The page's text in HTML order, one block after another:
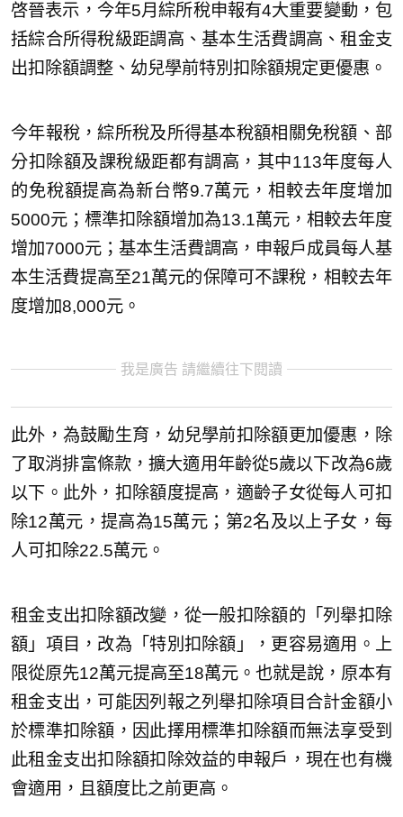
啓晉表示，今年5月綜所稅申報有4大重要變動，包
括綜合所得稅級距調高、基本生活費調高、租金支
出扣除額調整、幼兒學前特別扣除額規定更優惠。
今年報稅，綜所稅及所得基本稅額相關免稅額、部
分扣除額及課稅級距都有調高，其中113年度每人
的免稅額提高為新台幣9.7萬元，相較去年度增加
5000元；標準扣除額增加為13.1萬元，相較去年度
增加7000元；基本生活費調高，申報戶成員每人基
本生活費提高至21萬元的保障可不課稅，相較去年
度增加8,000元。
我是廣告 請繼續往下閱讀
此外，為鼓勵生育，幼兒學前扣除額更加優惠，除
了取消排富條款，擴大適用年齡從5歲以下改為6歲
以下。此外，扣除額度提高，適齡子女從每人可扣
除12萬元，提高為15萬元；第2名及以上子女，每
人可扣除22.5萬元。
租金支出扣除額改變，從一般扣除額的「列舉扣除
額」項目，改為「特別扣除額」，更容易適用。上
限從原先12萬元提高至18萬元。也就是說，原本有
租金支出，可能因列報之列舉扣除項目合計金額小
於標準扣除額，因此擇用標準扣除額而無法享受到
此租金支出扣除額扣除效益的申報戶，現在也有機
會適用，且額度比之前更高。